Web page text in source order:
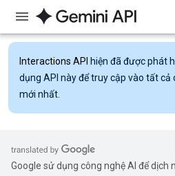
Interactions API hiện đã được phát
dụng API này để truy cập vào tất
mới nhất.
Google sử dụng công nghệ AI để dịch